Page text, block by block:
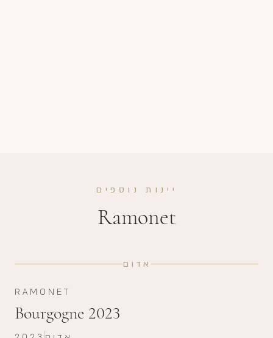
יינות נוספים
Ramonet
אדום
RAMONET
Bourgogne 2023